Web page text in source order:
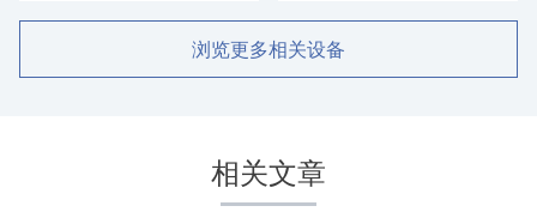
浏览更多相关设备
相关文章